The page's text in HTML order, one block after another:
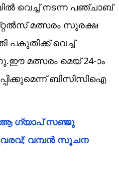
വെച്ച് നടന്ന പഞ്ചാബ്
മത്സരം സുരക്ഷ
പകുതിക്ക് വെച്ച്
മത്സരം മെയ് 24-ാം
ബിസിസിഐ
ആ ഗ്യാപ് സഞ്ജു
വമ്പന്‍ സൂചന